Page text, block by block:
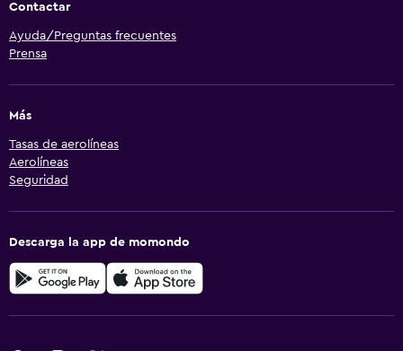
Contactar
Ayuda/Preguntas frecuentes
Prensa
Más
Tasas de aerolíneas
Aerolíneas
Seguridad
Descarga la app de momondo